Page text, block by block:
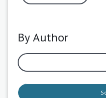
By Author